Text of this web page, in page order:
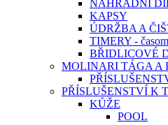
NÁHRADNÍ
KAPSY
ÚDRŽBA A
TIMERY -
BŘIDLICOVÉ
MOLINARI TÁGA A
PŘÍSLUŠENSTVÍ K
KŮŽE
POOL